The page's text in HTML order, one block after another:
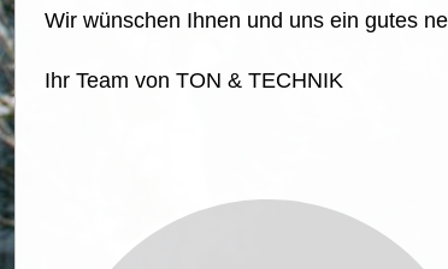
Wir wünschen Ihnen und uns ein gutes
Ihr Team von TON & TECHNIK